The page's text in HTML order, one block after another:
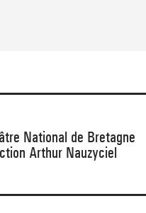
National de Bretagne
Arthur Nauzyciel